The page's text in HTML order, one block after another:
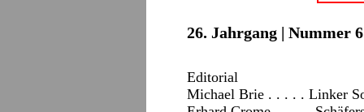
26. Jahrgang | Nummer
Editorial
Michael Brie . . . . . Linker